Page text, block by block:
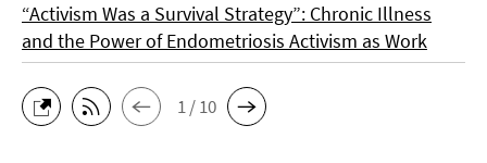
“Activism Was a Survival Strategy”: Chronic Illness
and the Power of Endometriosis Activism as Work
1 / 10